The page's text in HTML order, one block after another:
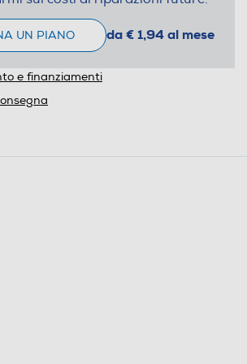
UN PIANO da € 1,94 al mese
e finanziamenti